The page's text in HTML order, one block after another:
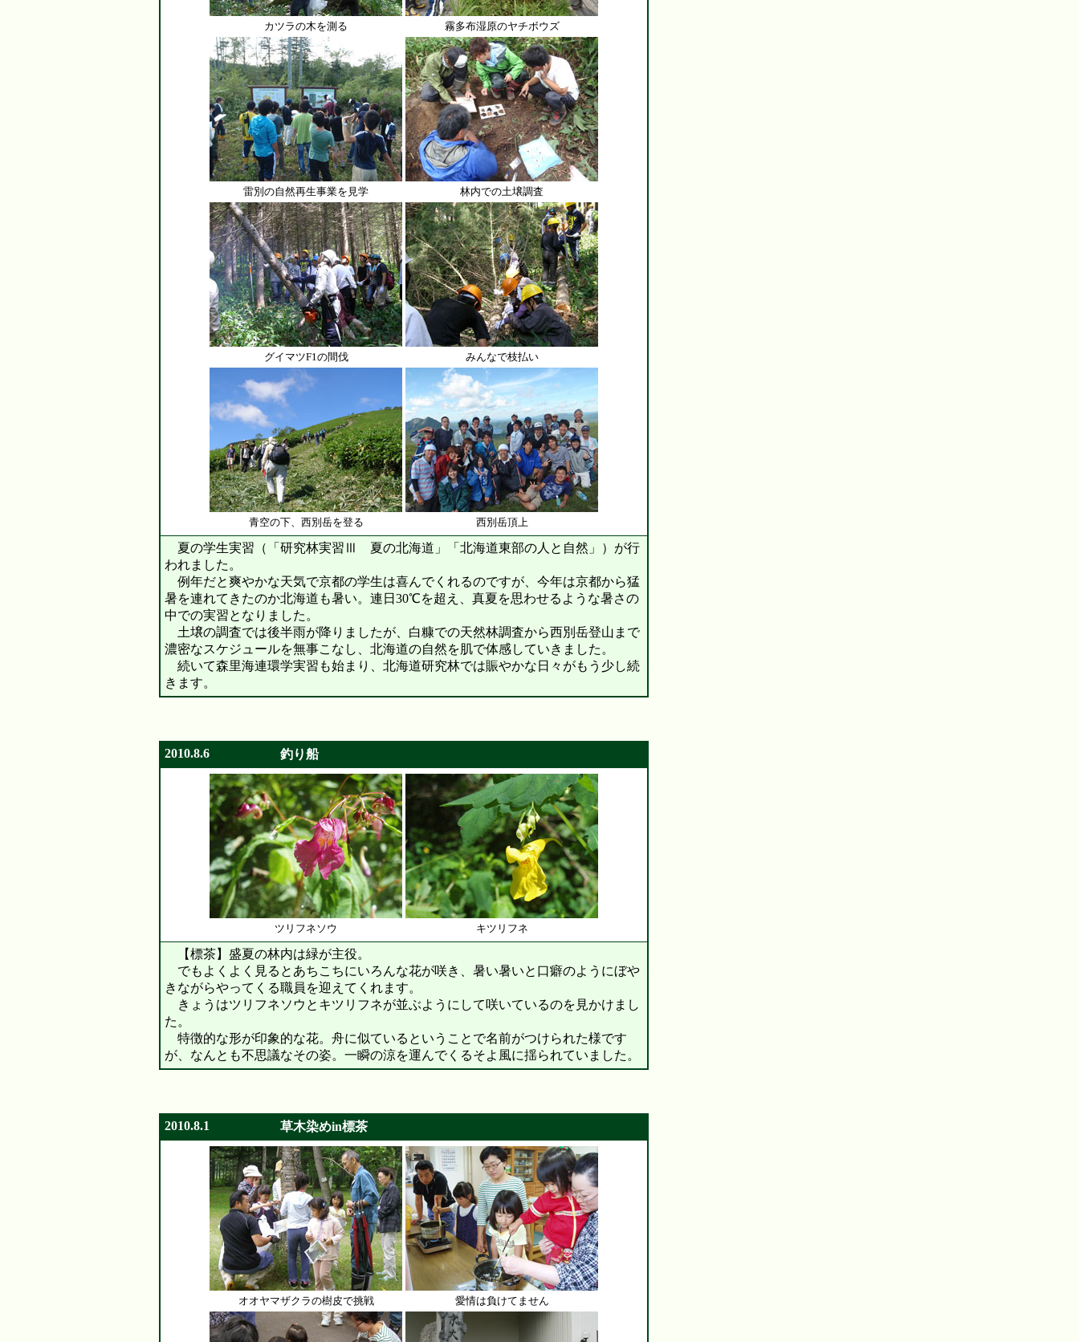
カツラの木を測る 霧多布湿原のヤチボウズ
雷別の自然再生事業を見学 林内での土壌調査
グイマツF1の間伐 みんなで枝払い
青空の下、西別岳を登る 西別岳頂上
夏の学生実習（「研究林実習Ⅲ 夏の北海道」「北海道東部の人と自然」）が行
われました。
例年だと爽やかな天気で京都の学生は喜んでくれるのですが、今年は京都から猛
暑を連れてきたのか北海道も暑い。連日30℃を超え、真夏を思わせるような暑さの
中での実習となりました。
土壌の調査では後半雨が降りましたが、白糠での天然林調査から西別岳登山まで
濃密なスケジュールを無事こなし、北海道の自然を肌で体感していきました。
続いて森里海連環学実習も始まり、北海道研究林では賑やかな日々がもう少し続
きます。
2010.8.6 釣り船
ツリフネソウ キツリフネ
【標茶】盛夏の林内は緑が主役。
でもよくよく見るとあちこちにいろんな花が咲き、暑い暑いと口癖のようにぼや
きながらやってくる職員を迎えてくれます。
きょうはツリフネソウとキツリフネが並ぶようにして咲いているのを見かけまし
た。
特徴的な形が印象的な花。舟に似ているということで名前がつけられた様です
が、なんとも不思議なその姿。一瞬の涼を運んでくるそよ風に揺られていました。
2010.8.1 草木染めin標茶
オオヤマザクラの樹皮で挑戦 愛情は負けてません